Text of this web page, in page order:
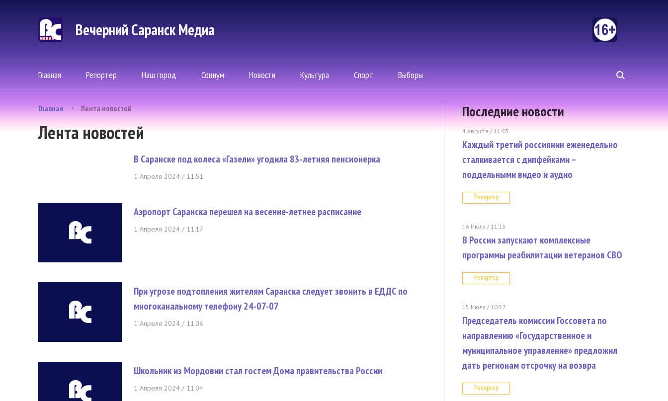
Вечерний Саранск Mедиа
Главная Репортер Наш город Социум Новости Культура Спорт Выборы
Главная Лента новостей
Лента новостей
В Саранске под колеса «Газели» угодила 83-летняя пенсионерка
1 Апреля 2024 / 11:51
Аэропорт Саранска перешел на весенне-летнее расписание
1 Апреля 2024 / 11:17
При угрозе подтопления жителям Саранска следует звонить в ЕДДС по
многоканальному телефону 24-07-07
1 Апреля 2024 / 11:06
Школьник из Мордовии стал гостем Дома правительства России
1 Апреля 2024 / 11:04
Последние новости
4 Августа / 11:05
Каждый третий россиянин еженедельно
сталкивается с дипфейками –
поддельными видео и аудио
Репортер
16 Июля / 11:15
В России запускают комплексные
программы реабилитации ветеранов СВО
Репортер
15 Июля / 10:57
Председатель комиссии Госсовета по
направлению «Государственное и
муниципальное управление» предложил
дать регионам отсрочку на возвра
Репортер